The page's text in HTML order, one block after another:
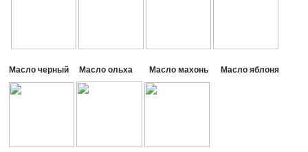
Масло черный Масло ольха Масло махонь Масло яблоня